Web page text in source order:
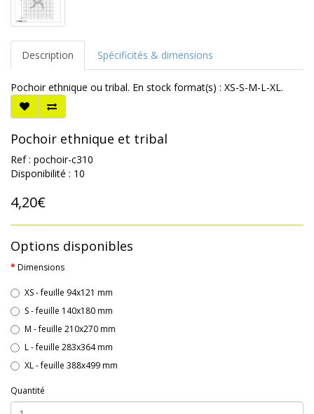
Description Spécificités & dimensions
Pochoir ethnique ou tribal. En stock format(s) : XS-S-M-L-XL.
Pochoir ethnique et tribal
Ref : pochoir-c310
Disponibilité : 10
4,20€
Options disponibles
Dimensions
XS - feuille 94x121 mm
S - feuille 140x180 mm
M - feuille 210x270 mm
L - feuille 283x364 mm
XL - feuille 388x499 mm
Quantité